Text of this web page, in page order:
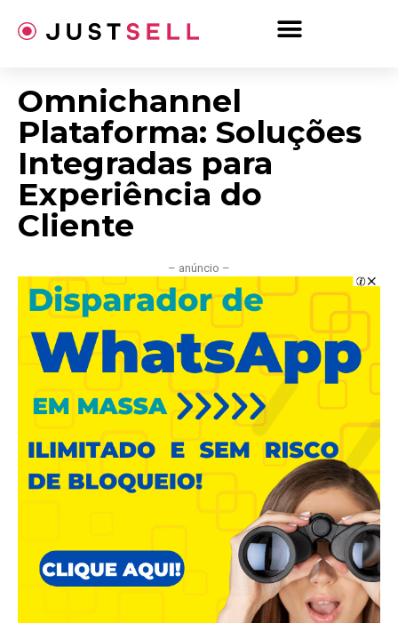
para
Omnichannel
Plataforma: Soluções
Integradas para
Experiência do
Cliente
– anúncio –